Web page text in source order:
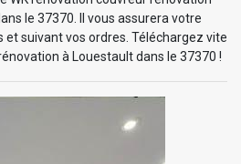
le 37370. Il vous assurera votre
suivant vos ordres. Téléchargez vite
à Louestault dans le 37370 !